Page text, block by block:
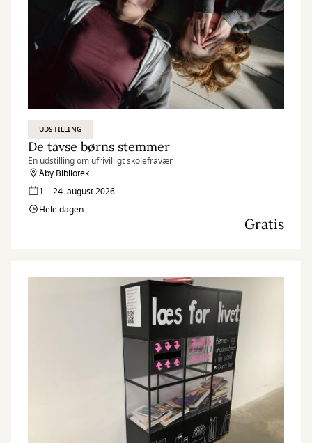
UDSTILLING
De tavse børns stemmer
En udstilling om ufrivilligt skolefravær
Åby Bibliotek
1. - 24. august 2026
Hele dagen
Gratis